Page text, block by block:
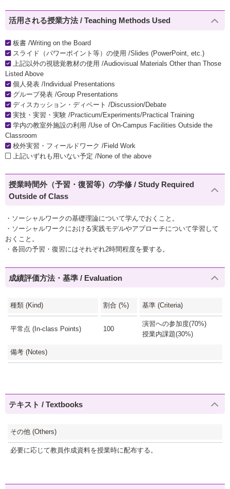
活用される授業方法 / Teaching Methods Used
板書 /Writing on the Board
スライド（パワーポイント等）の使用 /Slides (PowerPoint, etc.)
上記以外の視聴覚教材の使用 /Audiovisual Materials Other than Those
Listed Above
個人発表 /Individual Presentations
グループ発表 /Group Presentations
ディスカッション・ディベート /Discussion/Debate
実技・実習・実験 /Practicum/Experiments/Practical Training
学内の教室外施設の利用 /Use of On-Campus Facilities Outside the
Classroom
校外実習・フィールドワーク /Field Work
上記いずれも用いない予定 /None of the above
授業時間外（予習・復習等）の学修 / Study Required
Outside of Class
・ソーシャルワークの基礎理論について学んでおくこと。
・ソーシャルワークにおける実践モデルやアプローチについて学習して
おくこと。
・各回の予習・復習にはそれぞれ2時間程度を要する。
成績評価方法・基準 / Evaluation
種類 (Kind) 割合 (%) 基準 (Criteria)
平常点 (In-class Points) 100
演習への参加度(70%)
授業内課題(30%)
備考 (Notes)
テキスト / Textbooks
その他 (Others)
必要に応じて教員作成資料を授業時に配布する。